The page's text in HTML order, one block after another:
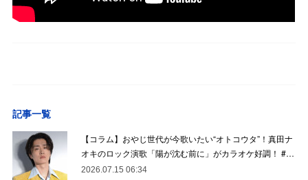
記事一覧
【コラム】おやじ世代が今歌いたい“オトコウタ”！真田ナ
オキのロック演歌「陽が沈む前に」がカラオケ好調！ #…
2026.07.15 06:34